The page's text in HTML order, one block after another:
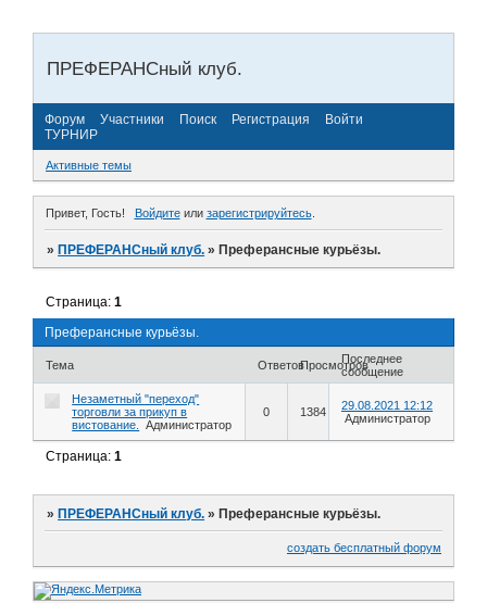
ПРЕФЕРАНСный клуб.
Форум Участники Поиск Регистрация
Войти
ТУРНИР
Активные темы
Привет, Гость! Войдитеили зарегистрируйтесь.
»ПРЕФЕРАНСный клуб. »Преферансные курьёзы.
Преферансные курьёзы.
Страница:1
Тема ОтветовПросмотровПоследнее
сообщение
Незаметный "переход"
торговли за прикуп в
вистование.
Администратор
0 1384
29.08.2021 12:12
Администратор
Страница:1
»ПРЕФЕРАНСный клуб. »Преферансные курьёзы.
создать бесплатный форум